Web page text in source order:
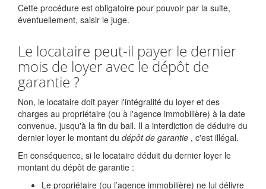
Cette procédure est obligatoire pour pouvoir par la suite,
éventuellement, saisir le juge.
Le locataire peut-il payer le dernier
mois de loyer avec le dépôt de
garantie ?
Non, le locataire doit payer l'intégralité du loyer et des
charges au propriétaire (ou à l'agence immobilière) à la date
convenue, jusqu'à la fin du bail. Il a interdiction de déduire du
dernier loyer le montant du dépôt de garantie , c'est illégal.
En conséquence, si le locataire déduit du dernier loyer le
montant du dépôt de garantie :
Le propriétaire (ou l’agence immobilière) ne lui délivre